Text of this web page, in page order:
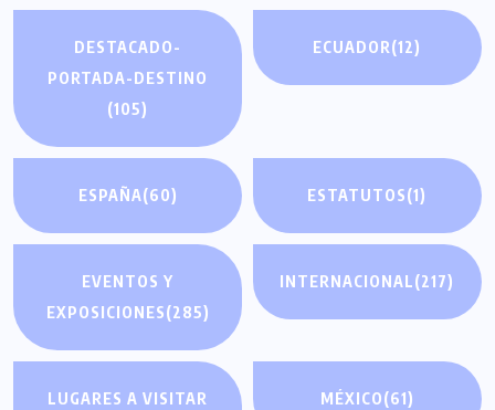
DESTACADO-
PORTADA-DESTINO
(105)
ECUADOR(12)
ESPAÑA(60) ESTATUTOS(1)
EVENTOS Y
EXPOSICIONES(285)
INTERNACIONAL(217)
LUGARES A VISITAR
MÉXICO(61)